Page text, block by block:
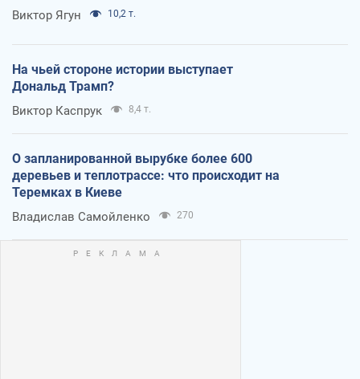
Виктор Ягун 10,2 т.
На чьей стороне истории выступает
Дональд Трамп?
Виктор Каспрук 8,4 т.
О запланированной вырубке более 600
деревьев и теплотрассе: что происходит на
Теремках в Киеве
Владислав Самойленко 270